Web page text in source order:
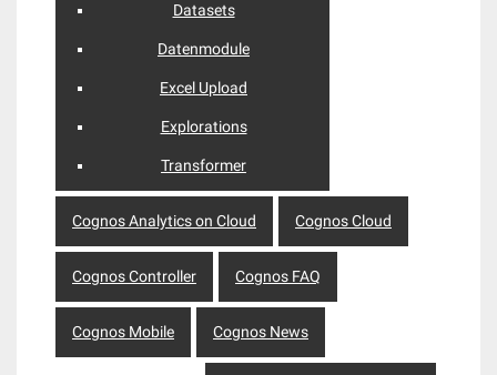
Datasets
Datenmodule
Excel Upload
Explorations
Transformer
Cognos Analytics on Cloud Cognos Cloud
Cognos Controller Cognos FAQ
Cognos Mobile Cognos News